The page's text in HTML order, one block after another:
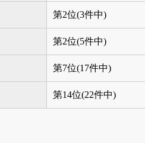
第2位(3件中)
第2位(5件中)
第7位(17件中)
第14位(22件中)